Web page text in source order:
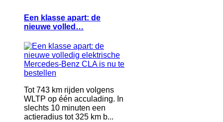
Een klasse apart: de
nieuwe volled…
Tot 743 km rijden volgens
WLTP op één acculading. In
slechts 10 minuten een
actieradius tot 325 km b...